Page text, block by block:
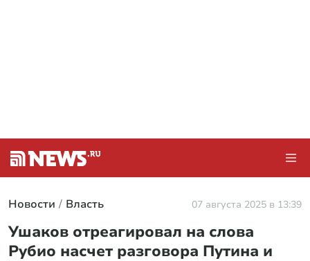
Новости Власть 07 августа 2025 в 13:39
Ушаков отреагировал на слова
Рубио насчет разговора Путина и